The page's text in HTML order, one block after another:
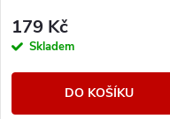
179 Kč
Skladem
DO KOŠÍKU